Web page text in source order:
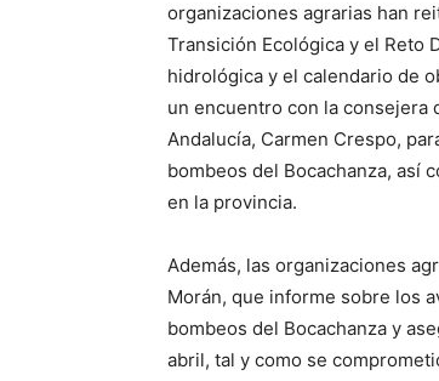
organizaciones agrarias han
Transición Ecológica y el Reto
hidrológica y el calendario de
un encuentro con la consejera
Andalucía, Carmen Crespo,
bombeos del Bocachanza, así
en la provincia.
Además, las organizaciones
Morán, que informe sobre los
bombeos del Bocachanza y
abril, tal y como se